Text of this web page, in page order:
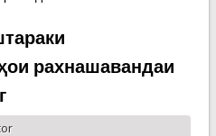
рахнашавандаи